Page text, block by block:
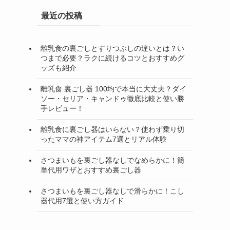
最近の投稿
離乳食の裏ごしとすりつぶしの違いとは？い
つまで必要？ラクに続けるコツとおすすめグ
ッズも紹介
離乳食 裏ごし器 100均で本当に大丈夫？ダイ
ソー・セリア・キャンドゥ徹底比較と使い勝
手レビュー！
離乳食に裏ごし器はいらない？使わず乗り切
ったママの神アイテム7選とリアル体験
さつまいもを裏ごし器なしでなめらかに！簡
単代用ワザとおすすめ裏ごし器
さつまいもを裏ごし器なしで滑らかに！こし
器代用7選と使い方ガイド